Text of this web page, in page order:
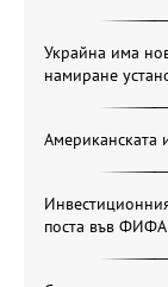
Украйна има
намиране
Американската
поста във ФИФА